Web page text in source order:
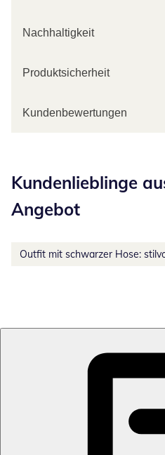
Nachhaltigkeit
Produktsicherheit
Kundenbewertungen
Kundenlieblinge
Angebot
Outfit mit schwarzer Hose: